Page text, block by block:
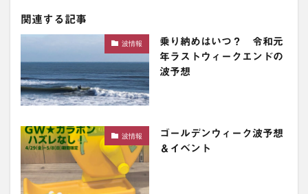
関連する記事
波情報
乗り納めはいつ？ 令和元
年ラストウィークエンドの
波予想
波情報
ゴールデンウィーク波予想
＆イベント